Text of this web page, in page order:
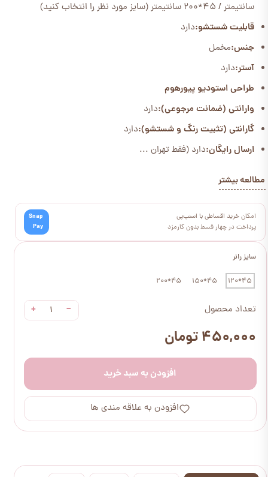
سایز رانر
45*120
45*150
45*200
تعداد محصول −
+
۴۵۰,۰۰۰ تومان
افزودن به سبد خرید
افزودن به علاقه مندی ها
سانتیمتر / 45*200 سانتیمتر (سایز مورد نظر را انتخاب کنید)
قابلیت شستشو:دارد
جنس:مخمل
آستر:دارد
طراحی استودیو پیورهوم
وارانتی (ضمانت مرجوعی):دارد
گارانتی (تثبیت رنگ و شستشو):دارد
ارسال رایگان:دارد (فقط تهران ...
مطالعه بیشتر
امکان خرید اقساطی با اسنپ‌پی
پرداخت در چهار قسط بدون کارمزد
Snap
Pay